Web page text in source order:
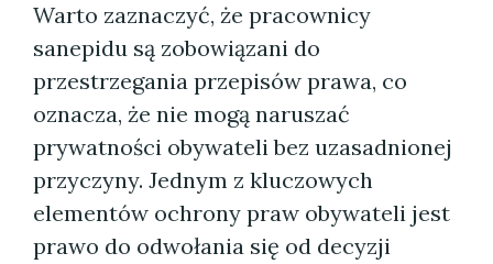
Warto zaznaczyć, że pracownicy
sanepidu są zobowiązani do
przestrzegania przepisów prawa, co
oznacza, że nie mogą naruszać
prywatności obywateli bez uzasadnionej
przyczyny. Jednym z kluczowych
elementów ochrony praw obywateli jest
prawo do odwołania się od decyzji